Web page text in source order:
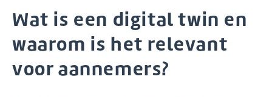
Wat is een digital twin en
waarom is het relevant
voor aannemers?